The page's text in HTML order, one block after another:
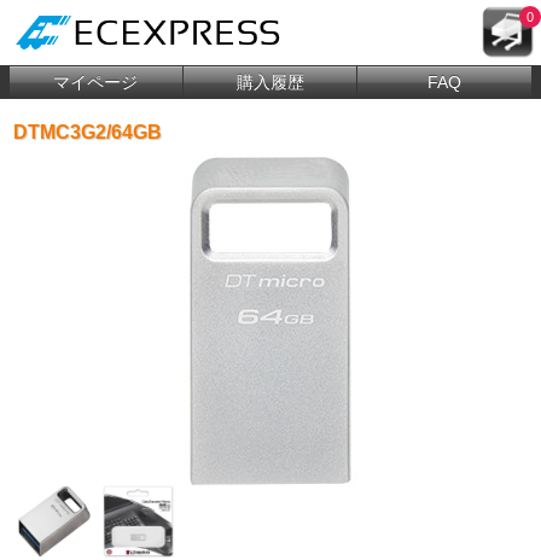
0
マイページ 購入履歴 FAQ
DTMC3G2/64GB